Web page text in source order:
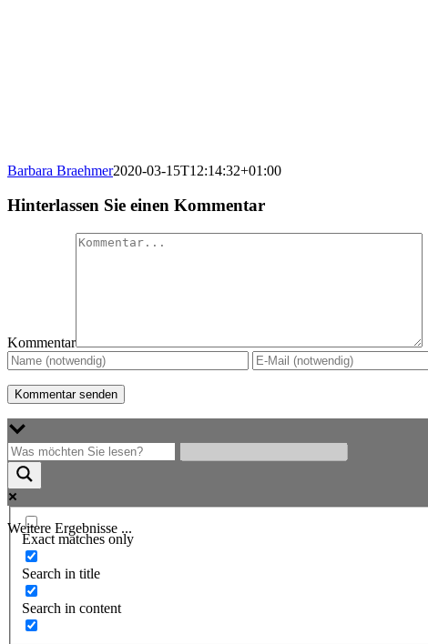
Barbara Braehmer2020-03-15T12:14:32+01:00
Hinterlassen Sie einen Kommentar
Kommentar
Weitere Ergebnisse ...
Exact matches only
Search in title
Search in content